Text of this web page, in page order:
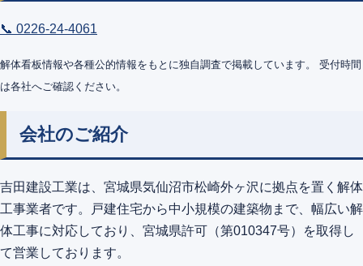
📞 0226-24-4061
解体看板情報や各種公的情報をもとに独自調査で掲載しています。 受付時間
は各社へご確認ください。
会社のご紹介
吉田建設工業は、宮城県気仙沼市松崎外ヶ沢に拠点を置く解体
工事業者です。戸建住宅から中小規模の建築物まで、幅広い解
体工事に対応しており、宮城県許可（第010347号）を取得し
て営業しております。